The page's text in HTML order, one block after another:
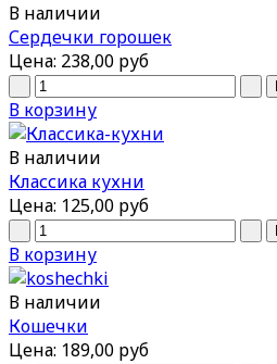
В наличии
Сердечки горошек
Цена: 238,00 руб
В корзину
В наличии
Классика кухни
Цена: 125,00 руб
В корзину
В наличии
Кошечки
Цена: 189,00 руб